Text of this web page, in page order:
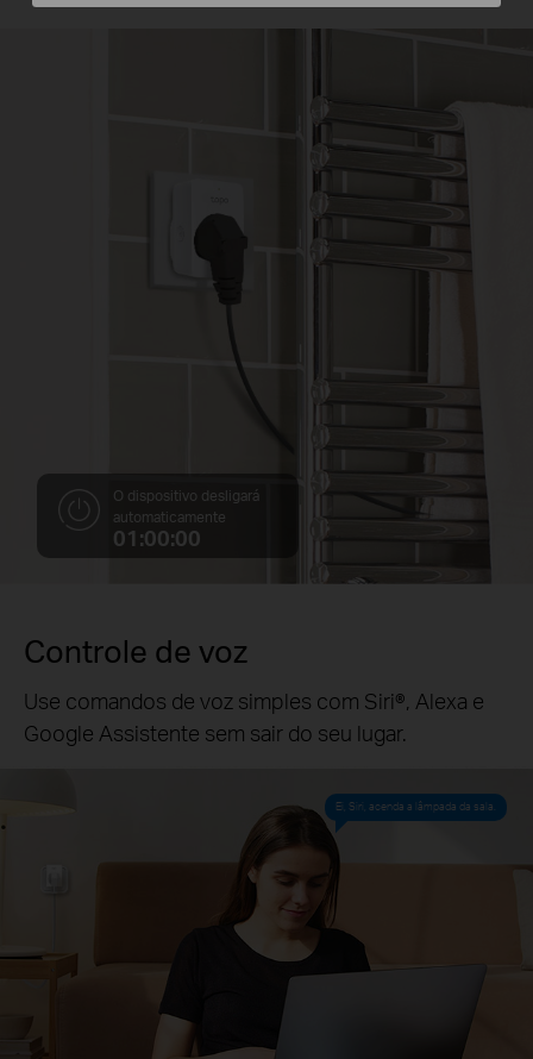
O dispositivo desligará
automaticamente
01:00:00
Controle de voz
Use comandos de voz simples com Siri®, Alexa e
Google Assistente sem sair do seu lugar.
Ei, Siri, acenda a lâmpada da sala.